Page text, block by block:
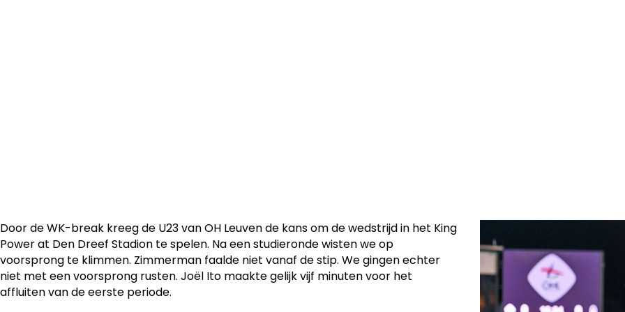
Door de WK-break kreeg de U23 van OH Leuven de kans om de wedstrijd in het King
Power at Den Dreef Stadion te spelen. Na een studieronde wisten we op
voorsprong te klimmen. Zimmerman faalde niet vanaf de stip. We gingen echter
niet met een voorsprong rusten. Joël Ito maakte gelijk vijf minuten voor het
affluiten van de eerste periode.